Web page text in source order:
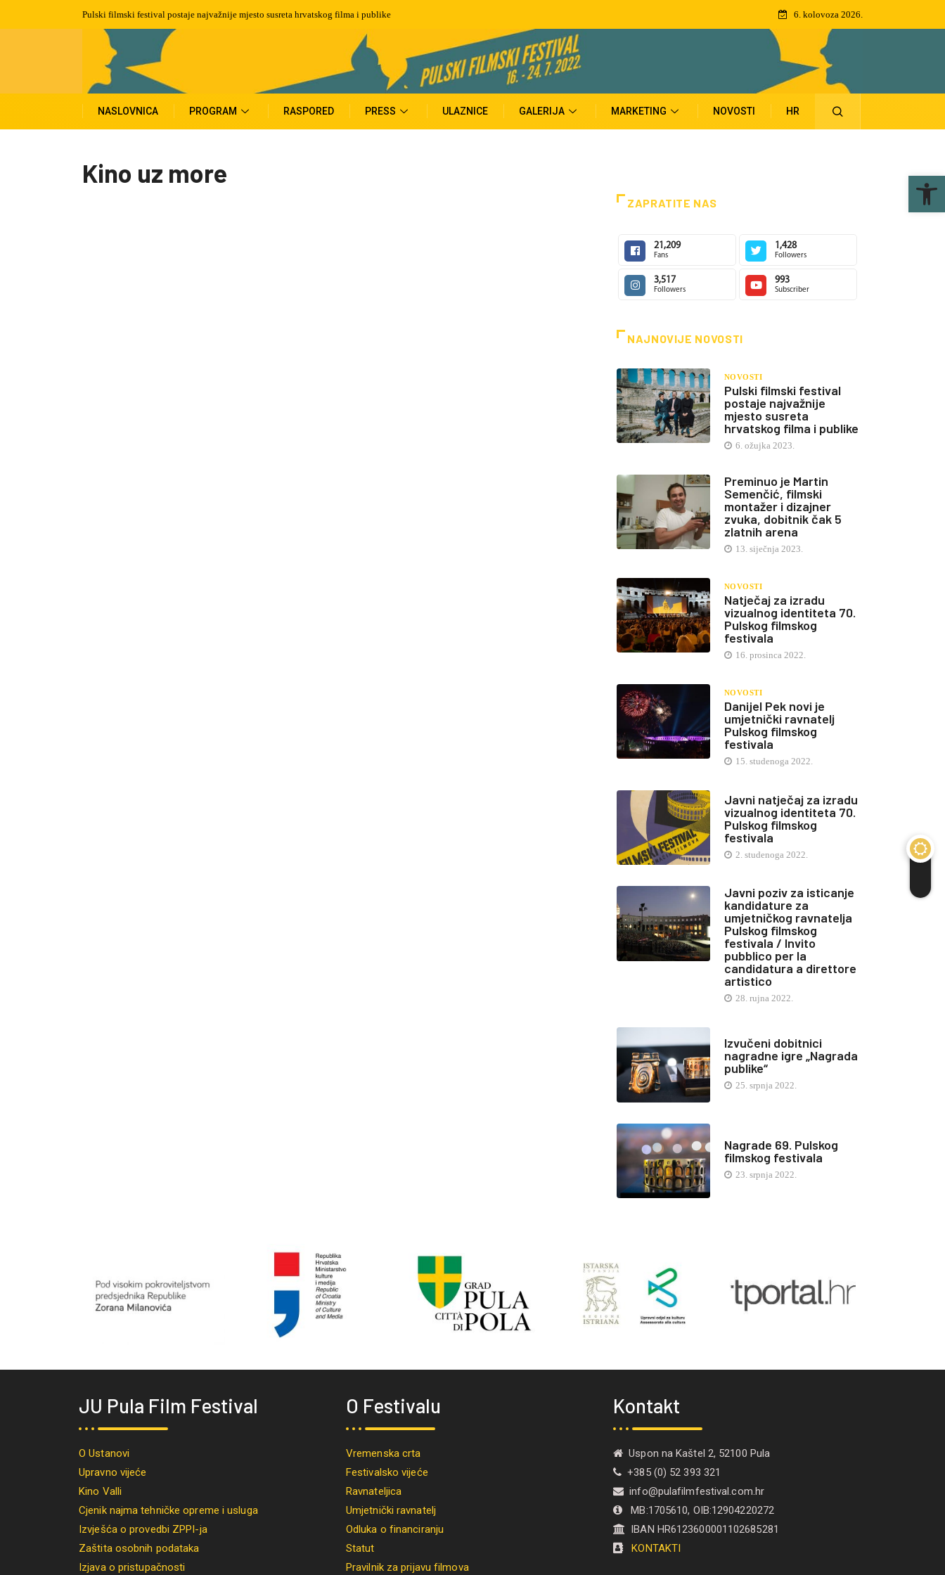
Pulski filmski festival postaje najvažnije mjesto susreta hrvatskog filma i publike 6. kolovoza 2026.
NASLOVNICA PROGRAM RASPORED PRESS ULAZNICE GALERIJA MARKETING NOVOSTI HR
Kino uz more
ZAPRATITE NAS
21,209
Fans
1,428
Followers
3,517
Followers
993
Subscriber
NAJNOVIJE NOVOSTI
NOVOSTI
Pulski filmski festival
postaje najvažnije
mjesto susreta
hrvatskog filma i publike
6. ožujka 2023.
Preminuo je Martin
Semenčić, filmski
montažer i dizajner
zvuka, dobitnik čak 5
zlatnih arena
13. siječnja 2023.
NOVOSTI
Natječaj za izradu
vizualnog identiteta 70.
Pulskog filmskog
festivala
16. prosinca 2022.
NOVOSTI
Danijel Pek novi je
umjetnički ravnatelj
Pulskog filmskog
festivala
15. studenoga 2022.
Javni natječaj za izradu
vizualnog identiteta 70.
Pulskog filmskog
festivala
2. studenoga 2022.
Javni poziv za isticanje
kandidature za
umjetničkog ravnatelja
Pulskog filmskog
festivala / Invito
pubblico per la
candidatura a direttore
artistico
28. rujna 2022.
Izvučeni dobitnici
nagradne igre „Nagrada
publike“
25. srpnja 2022.
Nagrade 69. Pulskog
filmskog festivala
23. srpnja 2022.
JU Pula Film Festival
O Ustanovi
Upravno vijeće
Kino Valli
Cjenik najma tehničke opreme i usluga
Izvješća o provedbi ZPPI-ja
Zaštita osobnih podataka
Izjava o pristupačnosti
O Festivalu
Vremenska crta
Festivalsko vijeće
Ravnateljica
Umjetnički ravnatelj
Odluka o financiranju
Statut
Pravilnik za prijavu filmova
Kontakt
Uspon na Kaštel 2, 52100 Pula
+385 (0) 52 393 321
info@pulafilmfestival.com.hr
MB:1705610, OIB:12904220272
IBAN HR6123600001102685281
KONTAKTI